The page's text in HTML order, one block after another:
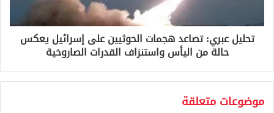
تحليل عبري: تصاعد هجمات الحوثيين على إسرائيل يعكس
حالة من اليأس واستنزاف القدرات الصاروخية
موضوعات متعلقة